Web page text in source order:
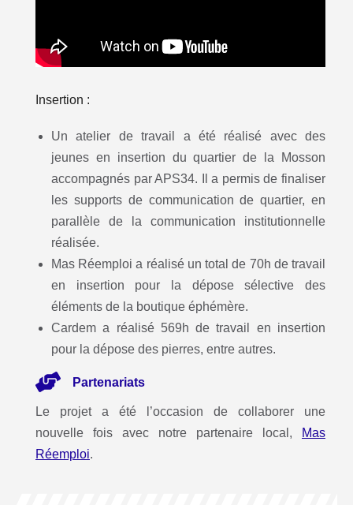
Insertion :
Un atelier de travail a été réalisé avec des
jeunes en insertion du quartier de la Mosson
accompagnés par APS34. Il a permis de finaliser
les supports de communication de quartier, en
parallèle de la communication institutionnelle
réalisée.
Mas Réemploi a réalisé un total de 70h de travail
en insertion pour la dépose sélective des
éléments de la boutique éphémère.
Cardem a réalisé 569h de travail en insertion
pour la dépose des pierres, entre autres.
Partenariats
Le projet a été l’occasion de collaborer une
nouvelle fois avec notre partenaire local,
Mas
Réemploi.